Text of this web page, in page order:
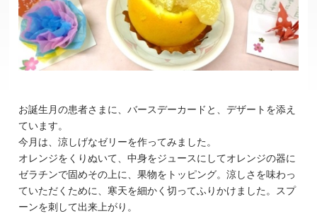
お誕生月の患者さまに、バースデーカードと、デザートを添え
ています。
今月は、涼しげなゼリーを作ってみました。
オレンジをくりぬいて、中身をジュースにしてオレンジの器に
ゼラチンで固めその上に、果物をトッピング。涼しさを味わっ
ていただくために、寒天を細かく切ってふりかけました。スプ
ーンを刺して出来上がり。